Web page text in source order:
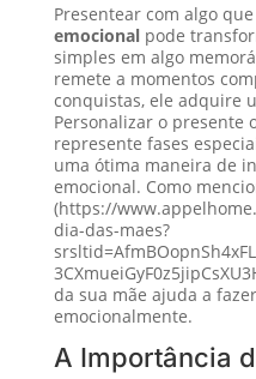
Presentear com algo
emocionalpode
simples em algo
remete a momentos
conquistas, ele adquire
Personalizar o presente
represente fases
uma ótima maneira de
emocional. Como
(https://
dia-das-maes?
da sua mãe ajuda a
emocionalmente.
A Importância